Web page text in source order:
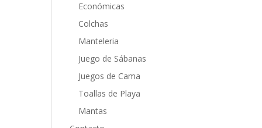
Económicas
Colchas
Manteleria
Juego de Sábanas
Juegos de Cama
Toallas de Playa
Mantas